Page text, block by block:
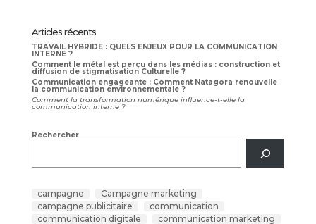
Articles récents
TRAVAIL HYBRIDE : QUELS ENJEUX POUR LA COMMUNICATION
INTERNE ?
Comment le métal est perçu dans les médias : construction et
diffusion de stigmatisation Culturelle ?
Communication engageante : Comment Natagora renouvelle
la communication environnementale ?
Comment la transformation numérique influence-t-elle la
communication interne ?
Rechercher
campagne
Campagne marketing
campagne publicitaire
communication
communication digitale
communication marketing